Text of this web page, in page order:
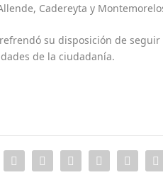
Cadereyta y
su disposición de
de la ciudadanía.